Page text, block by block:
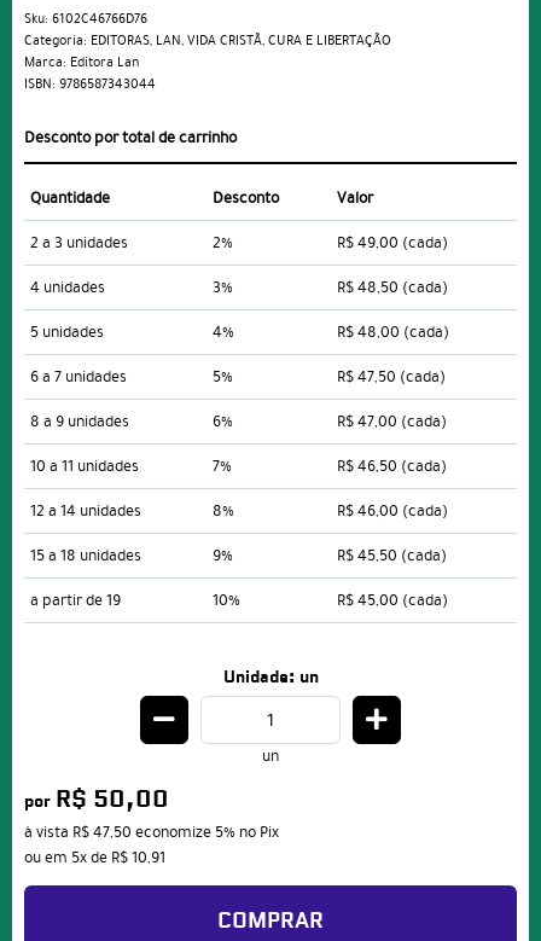
Sku: 6102C46766D76
Categoria: EDITORAS, LAN,VIDA CRISTÃ,CURA E LIBERTAÇÃO
Marca: Editora Lan
ISBN: 9786587343044
Desconto por total de carrinho
Quantidade Desconto
Valor
2 a 3 unidades
2% R$ 49,00 (cada)
4 unidades
3% R$ 48,50 (cada)
5 unidades
4% R$ 48,00 (cada)
6 a 7 unidades
5% R$ 47,50 (cada)
8 a 9 unidades
6% R$ 47,00 (cada)
10 a 11 unidades
7% R$ 46,50 (cada)
12 a 14 unidades
8% R$ 46,00 (cada)
15 a 18 unidades
9% R$ 45,50 (cada)
a partir de 19
10% R$ 45,00 (cada)
Unidade: un
un
por R$ 50,00
à vista R$ 47,50 economize 5% no Pix
ou em 5xde R$ 10,91
COMPRAR